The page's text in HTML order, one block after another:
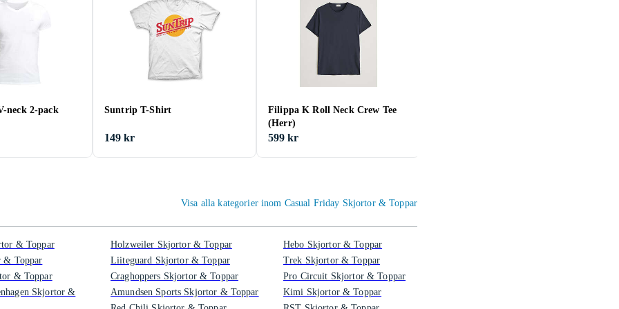
neck 2-pack Suntrip T-Shirt
149 kr
Filippa K Roll Neck Crew Tee
(Herr)
599 kr
Visa alla kategorier inom Casual Friday Skjortor & Toppar
& Toppar
& Toppar
& Toppar
Skjortor &
Holzweiler Skjortor & Toppar
Liiteguard Skjortor & Toppar
Craghoppers Skjortor & Toppar
Amundsen Sports Skjortor & Toppar
Hebo Skjortor & Toppar
Trek Skjortor & Toppar
Pro Circuit Skjortor & Toppar
Kimi Skjortor & Toppar